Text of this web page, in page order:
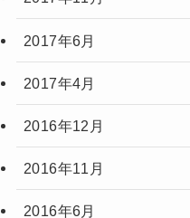
2017年6月
2017年4月
2016年12月
2016年11月
2016年6月